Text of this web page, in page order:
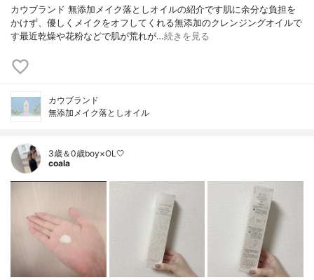
カウブランド 無添加メイク落としオイルの紹介です肌に余分な負担を
かけず、優しくメイクをオフしてくれる無添加のクレンジングオイルで
す最近乾燥や花粉などで肌が荒れが…続きを見る
カウブランド
無添加メイク落としオイル
3歳＆0歳boy×OL🤍
coala